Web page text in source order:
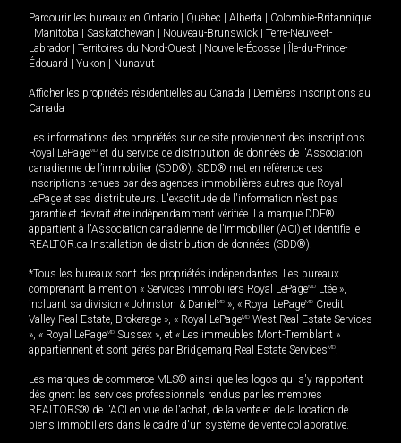
Parcourir les bureaux en Ontario Québec Alberta
Colombie-Britannique
Manitoba Saskatchewan Nouveau-Brunswick
Terre-Neuve-et-
Labrador
Territoires du Nord-Ouest Nouvelle-Écosse
Île-du-Prince-
Édouard
Yukon Nunavut
Afficher les propriétés résidentielles au Canada
Dernières inscriptions au
Canada
Les informations des propriétés sur ce site proviennent des inscriptions
Royal LePageMD et du service de distribution de données de l'Association
canadienne de l’immobilier (SDD®). SDD® met en référence des
inscriptions tenues par des agences immobilières autres que Royal
LePage et ses distributeurs. L'exactitude de l'information n'est pas
garantie et devrait être indépendamment vérifiée. La marque DDF®
appartient à l'Association canadienne de l’immobilier (ACI) et identifie le
REALTOR.ca Installation de distribution de données (SDD®).
*Tous les bureaux sont des propriétés indépendantes. Les bureaux
comprenant la mention « Services immobiliers Royal LePageMD Ltée »,
incluant sa division « Johnston & Daniel MD », « Royal LePageMD Credit
Valley Real Estate, Brokerage », « Royal LePageMD West Real Estate Services
», « Royal LePageMD Sussex », et « Les immeubles Mont-Tremblant »
appartiennent et sont gérés par Bridgemarq Real Estate ServicesMD.
Les marques de commerce MLS® ainsi que les logos qui s'y rapportent
désignent les services professionnels rendus par les membres
REALTORS® de l'ACI en vue de l'achat, de la vente et de la location de
biens immobiliers dans le cadre d'un système de vente collaborative.